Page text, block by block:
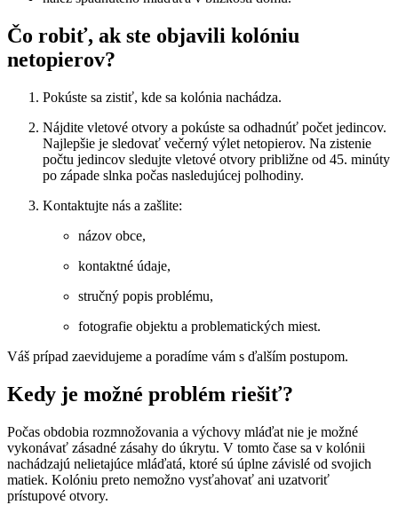
Čo robiť, ak ste objavili kolóniu
netopierov?
Pokúste sa zistiť, kde sa kolónia nachádza.
Nájdite vletové otvory a pokúste sa odhadnúť počet jedincov.
Najlepšie je sledovať večerný výlet netopierov. Na zistenie
počtu jedincov sledujte vletové otvory približne od 45. minúty
po západe slnka počas nasledujúcej polhodiny.
Kontaktujte nás a zašlite:
názov obce,
kontaktné údaje,
stručný popis problému,
fotografie objektu a problematických miest.
Váš prípad zaevidujeme a poradíme vám s ďalším postupom.
Kedy je možné problém riešiť?
Počas obdobia rozmnožovania a výchovy mláďat nie je možné
vykonávať zásadné zásahy do úkrytu. V tomto čase sa v kolónii
nachádzajú nelietajúce mláďatá, ktoré sú úplne závislé od svojich
matiek. Kolóniu preto nemožno vysťahovať ani uzatvoriť
prístupové otvory.